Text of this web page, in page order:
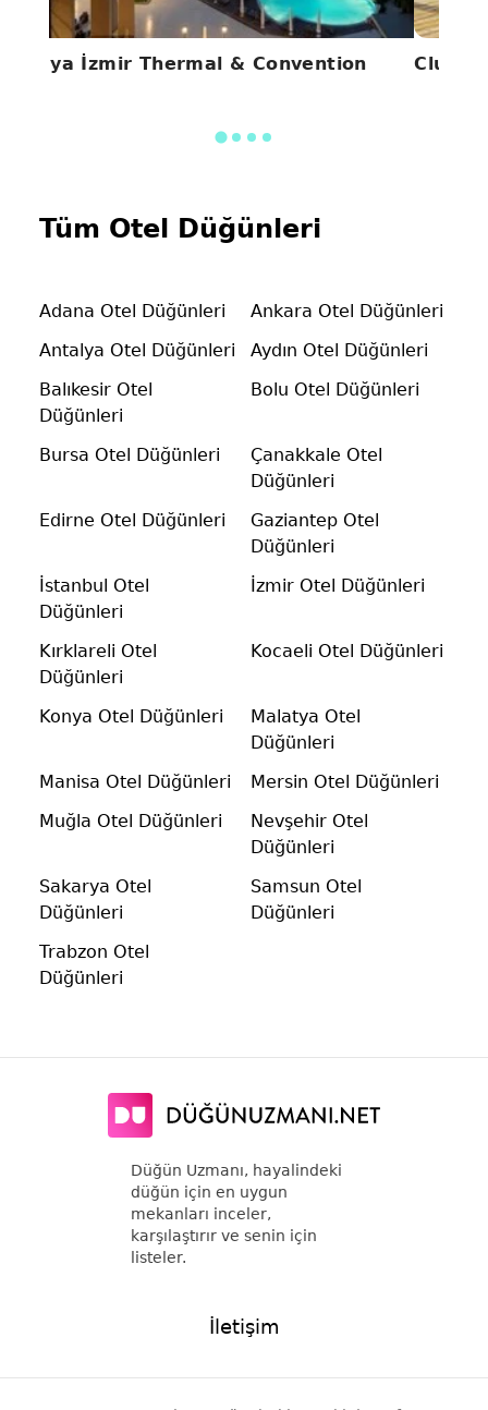
Kaya İzmir Thermal & Convention Club
Tüm Otel Düğünleri
Adana Otel Düğünleri
Ankara Otel Düğünleri
Antalya Otel Düğünleri
Aydın Otel Düğünleri
Balıkesir Otel
Düğünleri
Bolu Otel Düğünleri
Bursa Otel Düğünleri
Çanakkale Otel
Düğünleri
Edirne Otel Düğünleri
Gaziantep Otel
Düğünleri
İstanbul Otel
Düğünleri
İzmir Otel Düğünleri
Kırklareli Otel
Düğünleri
Kocaeli Otel Düğünleri
Konya Otel Düğünleri
Malatya Otel
Düğünleri
Manisa Otel Düğünleri
Mersin Otel Düğünleri
Muğla Otel Düğünleri
Nevşehir Otel
Düğünleri
Sakarya Otel
Düğünleri
Samsun Otel
Düğünleri
Trabzon Otel
Düğünleri
Düğün Uzmanı, hayalindeki
düğün için en uygun
mekanları inceler,
karşılaştırır ve senin için
listeler.
İletişim